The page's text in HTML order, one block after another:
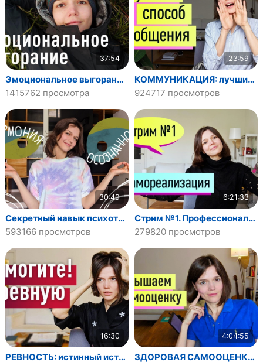
37:54
Эмоциональное выгорание. Лечение по стадиям. Саббатикал
1415762 просмотра
23:59
КОММУНИКАЦИЯ: лучший универсальный способ- НЕНАСИЛЬСТВЕННОЕ ОБЩЕНИЕ
924717 просмотров
30:49
Секретный навык психотерапии: ОСОЗНАННОСТЬ/МУДРЫЙ РАЗУМ. Баланс эмоций и разума
593166 просмотров
6:21:33
Стрим №1. Профессиональная самореализация
279820 просмотров
16:30
РЕВНОСТЬ: истинный источник и избавление
4:04:55
ЗДОРОВАЯ САМООЦЕНКА И ЛЮБОВЬ К СЕБЕ: ультимативный гайд